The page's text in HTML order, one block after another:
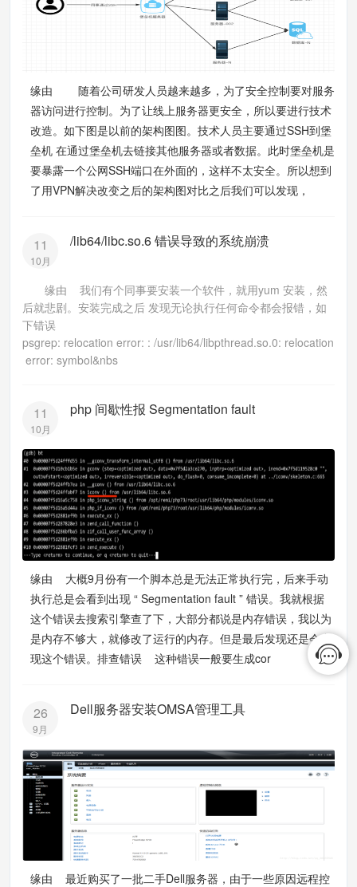
缘由 随着公司研发人员越来越多，为了安全控制要对服务
器访问进行控制。为了让线上服务器更安全，所以要进行技术
改造。如下图是以前的架构图图。技术人员主要通过SSH到堡
垒机 在通过堡垒机去链接其他服务器或者数据。此时堡垒机是
要暴露一个公网SSH端口在外面的，这样不太安全。所以想到
了用VPN解决改变之后的架构图对比之后我们可以发现，
11
10月
/lib64/libc.so.6 错误导致的系统崩溃
缘由 我们有个同事要安装一个软件，就用yum 安装，然
后就悲剧。安装完成之后 发现无论执行任何命令都会报错，如
下错误
psgrep: relocation error: : /usr/lib64/libpthread.so.0: relocation
error: symbol&nbs
11
10月
php 间歇性报 Segmentation fault
缘由 大概9月份有一个脚本总是无法正常执行完，后来手动
执行总是会看到出现 “ Segmentation fault ” 错误。我就根据
这个错误去搜索引擎查了下，大部分都说是内存错误，我以为
是内存不够大，就修改了运行的内存。但是最后发现还是会出
现这个错误。排查错误 这种错误一般要生成cor
26
9月
Dell服务器安装OMSA管理工具
缘由 最近购买了一批二手Dell服务器，由于一些原因远程控